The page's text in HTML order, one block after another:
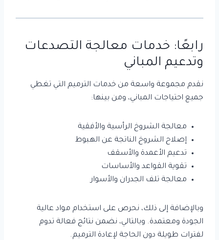
رابعًا: خدمات معالجة التصدعات
وتدعيم المباني
نقدم مجموعة واسعة من خدمات الترميم التي تغطي
جميع احتياجات المباني، ومن بينها:
معالجة الشروخ الرأسية والأفقية
إصلاح الشروخ الناتجة عن الهبوط
تدعيم الأعمدة والأسقف
تقوية القواعد والأساسات
معالجة تلف الجدران والأسوار
وبالإضافة إلى ذلك، نحرص على استخدام مواد عالية
الجودة ومعتمدة. وبالتالي، نضمن نتائج فعالة تدوم
لفترات طويلة دون الحاجة لإعادة الترميم.